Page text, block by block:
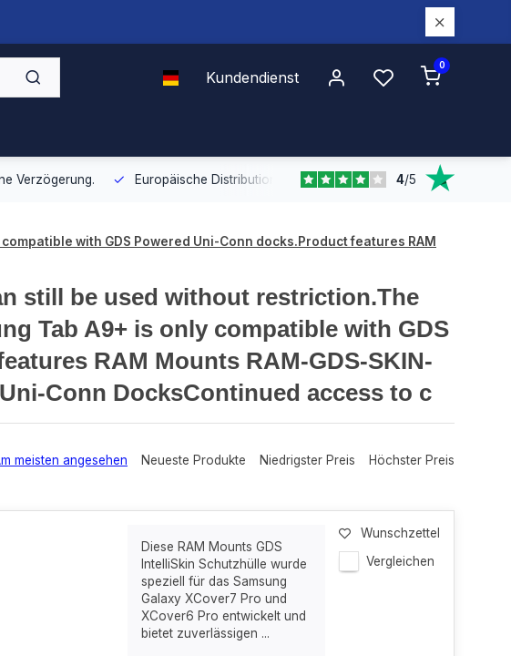
Kundendienst
0
Verzögerung. Europäische Distribution Mit unserer europaweiten Abdeckung
4/5
with GDS Powered Uni-Conn docks.Product features RAM
still be used without restriction.The
Tab A9+ is only compatible with GDS
RAM Mounts RAM-GDS-SKIN-
Conn DocksContinued access to c
meisten angesehen Neueste Produkte Niedrigster Preis Höchster Preis
Diese RAM Mounts GDS
IntelliSkin Schutzhülle wurde
speziell für das Samsung
Galaxy XCover7 Pro und
XCover6 Pro entwickelt und
bietet zuverlässigen ...
Wunschzettel
Vergleichen